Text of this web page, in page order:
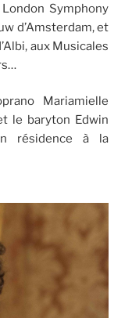
Symphony
d’Amsterdam, et
aux Musicales
Mariamielle
le baryton Edwin
résidence à la